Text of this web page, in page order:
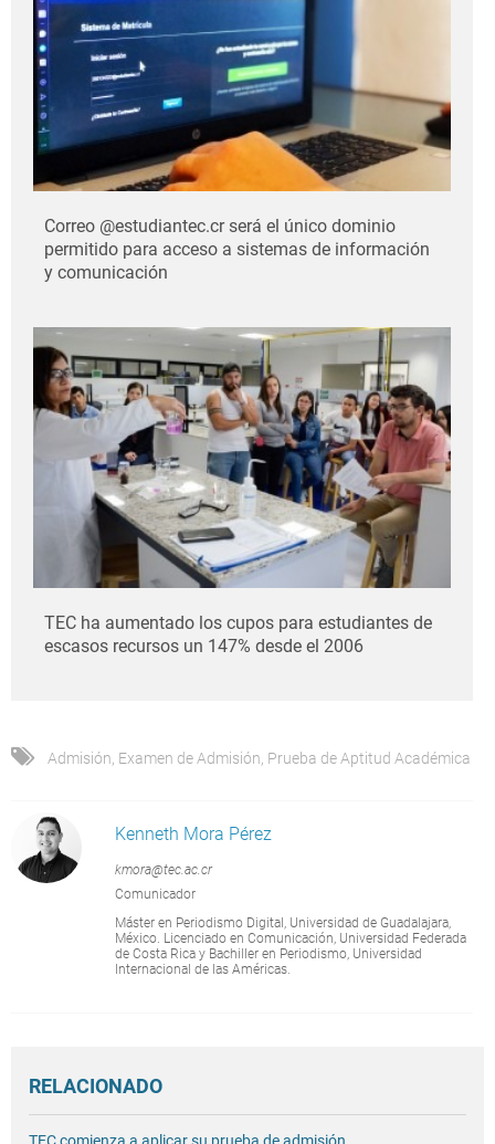
Correo @estudiantec.cr será el único dominio
permitido para acceso a sistemas de información
y comunicación
TEC ha aumentado los cupos para estudiantes de
escasos recursos un 147% desde el 2006
Admisión, Examen de Admisión, Prueba de Aptitud Académica
Kenneth Mora Pérez
kmora@tec.ac.cr
Comunicador
Máster en Periodismo Digital, Universidad de Guadalajara,
México. Licenciado en Comunicación, Universidad Federada
de Costa Rica y Bachiller en Periodismo, Universidad
Internacional de las Américas.
RELACIONADO